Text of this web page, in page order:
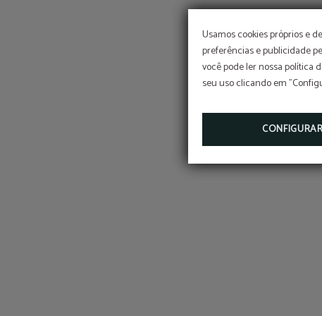
Usamos cookies próprios e
preferências e publicidade
você pode ler nossa política
seu uso clicando em